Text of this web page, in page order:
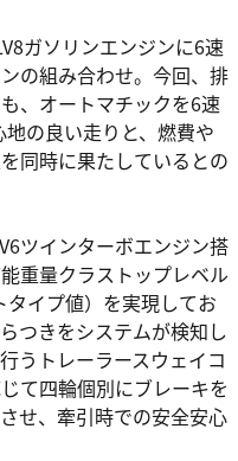
ガソリンエンジンに6速
の組み合わせ。今回、排
、オートマチックを6速
の良い走りと、燃費や
同時に果たしているとの
ツインターボエンジン搭
重量クラストップレベル
イプ値）を実現してお
つきをシステムが検知し
うトレーラースウェイコ
て四輪個別にブレーキを
せ、牽引時での安全安心